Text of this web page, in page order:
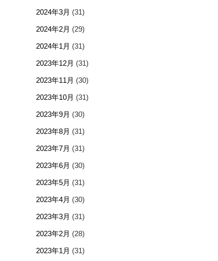
2024年3月 (31)
2024年2月 (29)
2024年1月 (31)
2023年12月 (31)
2023年11月 (30)
2023年10月 (31)
2023年9月 (30)
2023年8月 (31)
2023年7月 (31)
2023年6月 (30)
2023年5月 (31)
2023年4月 (30)
2023年3月 (31)
2023年2月 (28)
2023年1月 (31)